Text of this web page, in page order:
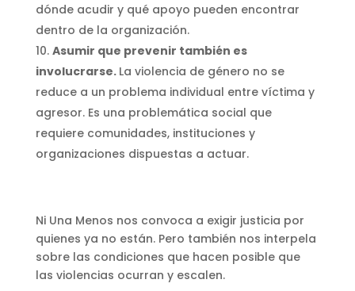
dónde acudir y qué apoyo pueden encontrar
dentro de la organización.
Asumir que prevenir también es
involucrarse. La violencia de género no se
reduce a un problema individual entre víctima y
agresor. Es una problemática social que
requiere comunidades, instituciones y
organizaciones dispuestas a actuar.
Ni Una Menos nos convoca a exigir justicia por
quienes ya no están. Pero también nos interpela
sobre las condiciones que hacen posible que
las violencias ocurran y escalen.